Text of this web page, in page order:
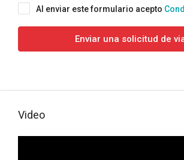
Al enviar este formulario acepto
Enviar una solicitud de
Video